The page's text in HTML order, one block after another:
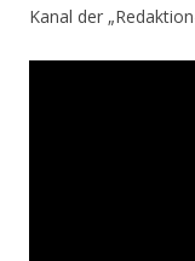
Kanal der